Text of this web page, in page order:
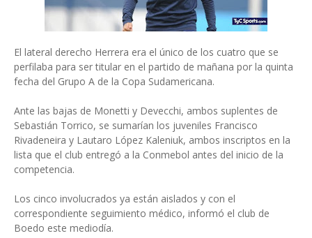
El lateral derecho Herrera era el único de los cuatro que se
perfilaba para ser titular en el partido de mañana por la quinta
fecha del Grupo A de la Copa Sudamericana.
Ante las bajas de Monetti y Devecchi, ambos suplentes de
Sebastián Torrico, se sumarían los juveniles Francisco
Rivadeneira y Lautaro López Kaleniuk, ambos inscriptos en la
lista que el club entregó a la Conmebol antes del inicio de la
competencia.
Los cinco involucrados ya están aislados y con el
correspondiente seguimiento médico, informó el club de
Boedo este mediodía.